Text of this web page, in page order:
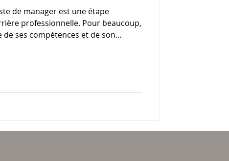
de manager est une étape
professionnelle. Pour beaucoup,
de ses compétences et de son